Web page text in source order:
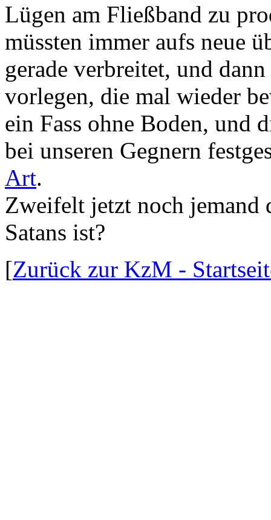
Lügen am Fließband zu
müssten immer aufs neue
gerade verbreitet, und
vorlegen, die mal wieder
ein Fass ohne Boden, und
bei unseren Gegnern
Art.
Zweifelt jetzt noch jemand
Satans ist?
[Zurück zur KzM -